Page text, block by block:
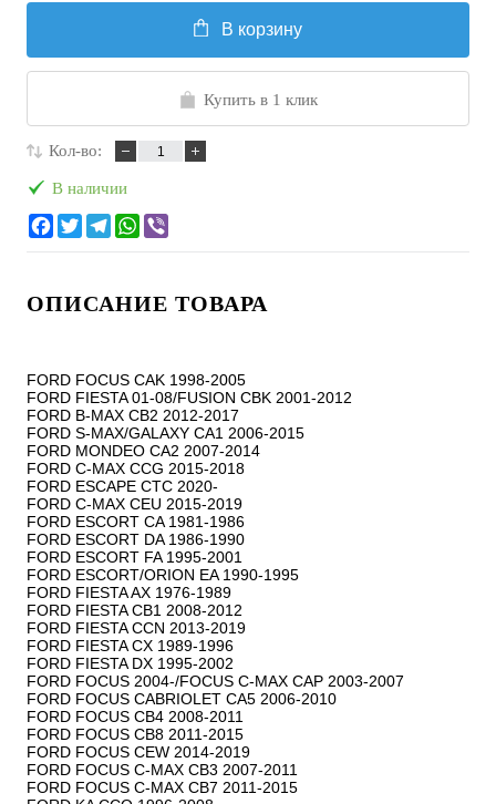
В корзину
Купить в 1 клик
Кол-во:
В наличии
ОПИСАНИЕ ТОВАРА
FORD FOCUS CAK 1998-2005
FORD FIESTA 01-08/FUSION CBK 2001-2012
FORD B-MAX CB2 2012-2017
FORD S-MAX/GALAXY CA1 2006-2015
FORD MONDEO CA2 2007-2014
FORD C-MAX CCG 2015-2018
FORD ESCAPE CTC 2020-
FORD C-MAX CEU 2015-2019
FORD ESCORT CA 1981-1986
FORD ESCORT DA 1986-1990
FORD ESCORT FA 1995-2001
FORD ESCORT/ORION EA 1990-1995
FORD FIESTA AX 1976-1989
FORD FIESTA CB1 2008-2012
FORD FIESTA CCN 2013-2019
FORD FIESTA CX 1989-1996
FORD FIESTA DX 1995-2002
FORD FOCUS 2004-/FOCUS C-MAX CAP 2003-2007
FORD FOCUS CABRIOLET CA5 2006-2010
FORD FOCUS CB4 2008-2011
FORD FOCUS CB8 2011-2015
FORD FOCUS CEW 2014-2019
FORD FOCUS C-MAX CB3 2007-2011
FORD FOCUS C-MAX CB7 2011-2015